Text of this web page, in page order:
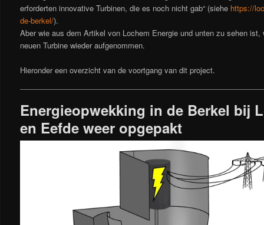
erforderten innovative Turbinen, die es noch nicht gab“ (siehe https://
de-berkel/).
Aber wie aus dem Artikel von Lochem Energie und unten zu sehen
neuen Turbine wieder aufgenommen.
Hieronder een overzicht van de voortgang van dit project.
Energieopwekking in de Berkel bij
en Eefde weer opgepakt